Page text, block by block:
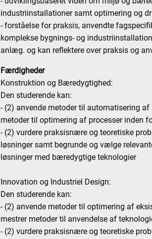
industriinstallationer samt optimering og
- forståelse for praksis, anvendte
komplekse bygnings- og
anlæg. og kan reflektere over praksis og
Færdigheder
Konstruktion og Bæredygtighed:
Den studerende kan:
- (2) anvende metoder til automatisering
metoder til optimering af processer inden
- (2) vurdere praksisnære og teoretiske
løsninger samt begrunde og vælge
løsninger med bæredygtige teknologier
Innovation og Industriel Design:
Den studerende kan:
- (2) anvende metoder til optimering af
mestrer metoder til anvendelse af
- (2) vurdere praksisnære og teoretiske